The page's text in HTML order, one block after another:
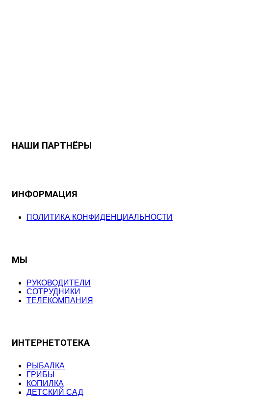
НАШИ ПАРТНЁРЫ
ИНФОРМАЦИЯ
ПОЛИТИКА КОНФИДЕНЦИАЛЬНОСТИ
МЫ
РУКОВОДИТЕЛИ
СОТРУДНИКИ
ТЕЛЕКОМПАНИЯ
ИНТЕРНЕТОТЕКА
РЫБАЛКА
ГРИБЫ
КОПИЛКА
ДЕТСКИЙ САД